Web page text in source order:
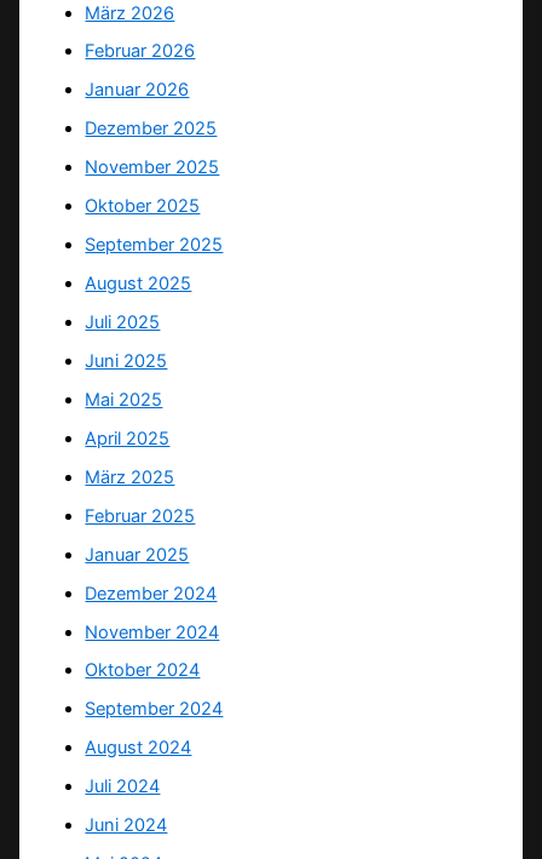
März 2026
Februar 2026
Januar 2026
Dezember 2025
November 2025
Oktober 2025
September 2025
August 2025
Juli 2025
Juni 2025
Mai 2025
April 2025
März 2025
Februar 2025
Januar 2025
Dezember 2024
November 2024
Oktober 2024
September 2024
August 2024
Juli 2024
Juni 2024